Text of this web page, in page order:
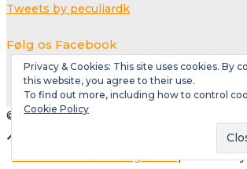
Tweets by peculiardk
Følg os Facebook
© Copyright 2018
powered
Privacy & Cookies: This site uses cookies. By
this website, you agree to their use.
To find out more, including how to control
Cookie Policy